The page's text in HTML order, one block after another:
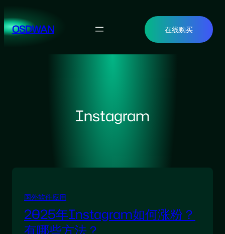
至
内OSDWAN 在线购买
Instagram
国外软件应用
2025年Instagram如何涨粉？
有哪些方法？